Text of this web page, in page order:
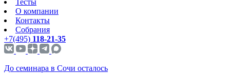
Тесты
О компании
Контакты
Собрания
+7(495) 118-21-35
До семинара в Сочи осталось